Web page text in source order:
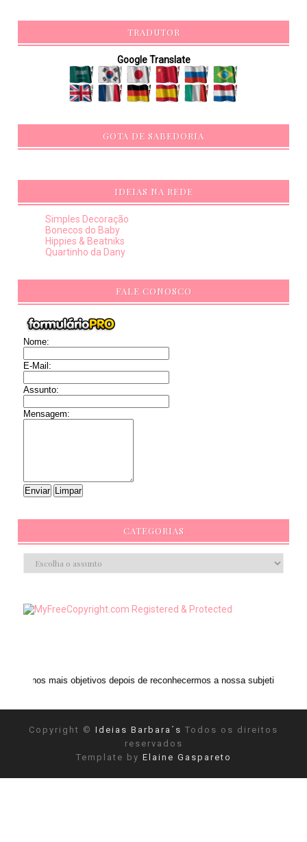
TRADUTOR
Google Translate
GOTA DE SABEDORIA
IDEIAS NA REDE
Simples Decoração
Bonecos do Baby
Hippies & Beatniks
Quartinho da Dany
FALE CONOSCO
Nome:
E-Mail:
Assunto:
Mensagem:
CATEGORIAS
objetivos depois de reconhecermos a nossa subjetividade." ANAIS NIN
Copyright © Ideias Barbara´s Todos os direitos
reservados
Template by Elaine Gaspareto